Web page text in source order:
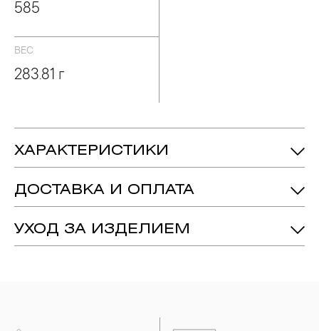
585
ВЕС
283.81 г
ХАРАКТЕРИСТИКИ
Вставка:
Кахолонг - Количество: 1,
ДОСТАВКА И ОПЛАТА
УХОД ЗА ИЗДЕЛИЕМ
активный кислород и при нанесении косметических